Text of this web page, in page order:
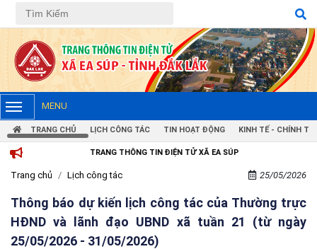
MENU
TRANG CHỦ LỊCH CÔNG TÁC TIN HOẠT ĐỘNG KINH TẾ - CHÍNH TRỊ
TRANG THÔNG TIN ĐIỆN TỬ XÃ EA SÚP
Trang chủ Lịch công tác 25/05/2026
Thông báo dự kiến lịch công tác của Thường trực
HĐND và lãnh đạo UBND xã tuần 21 (từ ngày
25/05/2026 - 31/05/2026)